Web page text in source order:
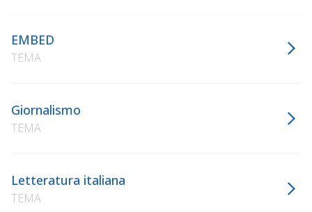
EMBED
TEMA
Giornalismo
TEMA
Letteratura italiana
TEMA